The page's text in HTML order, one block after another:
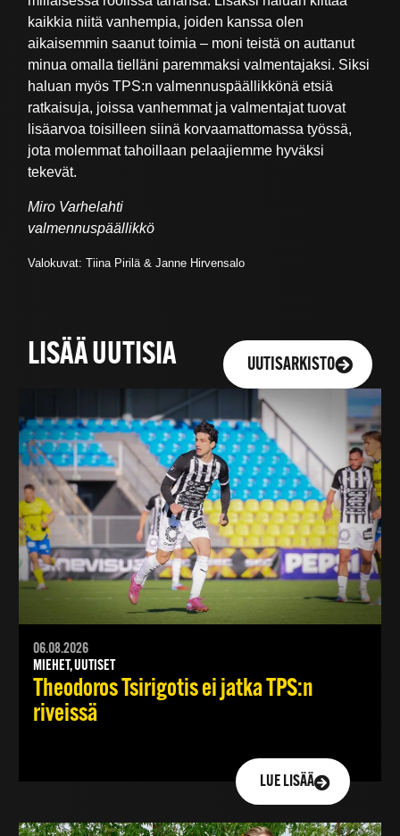
kaikkia niitä vanhempia, joiden kanssa olen
aikaisemmin saanut toimia – moni teistä on auttanut
minua omalla tielläni paremmaksi valmentajaksi. Siksi
haluan myös TPS:n valmennuspäällikkönä etsiä
ratkaisuja, joissa vanhemmat ja valmentajat tuovat
lisäarvoa toisilleen siinä korvaamattomassa työssä,
jota molemmat tahoillaan pelaajiemme hyväksi
tekevät.
Miro Varhelahti
valmennuspäällikkö
Valokuvat: Tiina Pirilä & Janne Hirvensalo
LISÄÄ UUTISIA UUTISARKISTO
06.08.2026
MIEHET, UUTISET
Theodoros Tsirigotis ei jatka TPS:n
riveissä
LUE LISÄÄ